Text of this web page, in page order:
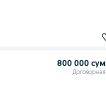
800 000 сум
Договорная